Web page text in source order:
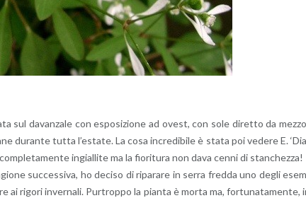
sul da­van­za­le con espo­si­zio­ne ad ovest, con sole di­ret­to da
du­ran­te tutta l’e­sta­te. La cosa in­cre­di­bi­le è stata poi ve­de­re E.
in­gial­li­te ma la fio­ri­tu­ra non dava cenni di stan­chez­za!
suc­ces­si­va, ho de­ci­so di ri­pa­ra­re in serra fred­da uno degli
ai ri­go­ri in­ver­na­li. Pur­trop­po la pian­ta è morta ma, for­tu­na­ta­men­te,